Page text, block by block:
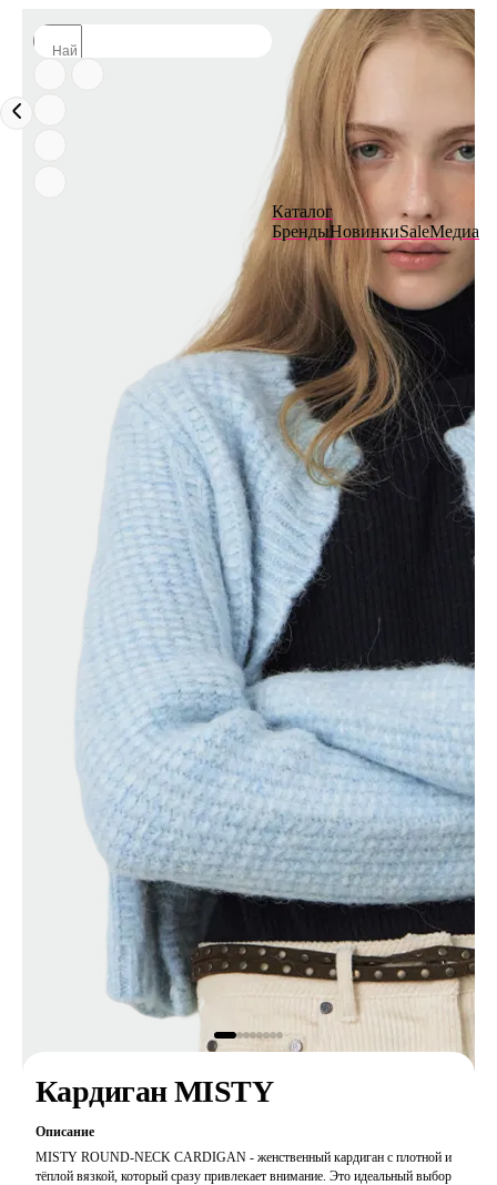
Каталог
БрендыНовинкиSaleМедиа
Кардиган MISTY
Описание
MISTY ROUND-NECK CARDIGAN - женственный кардиган с плотной и
тёплой вязкой, который сразу привлекает внимание. Это идеальный выбор